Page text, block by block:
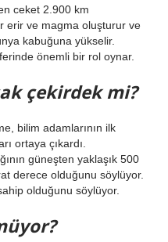
ceket 2.900 km
erir ve magma oluşturur ve
kabuğuna yükselir.
önemli bir rol oynar.
çekirdek mi?
bilim adamlarının ilk
ortaya çıkardı.
güneşten yaklaşık 500
derece olduğunu söylüyor.
olduğunu söylüyor.